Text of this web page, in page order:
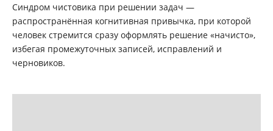
Синдром чистовика при решении задач —
распространённая когнитивная привычка, при которой
человек стремится сразу оформлять решение «начисто»,
избегая промежуточных записей, исправлений и
черновиков.